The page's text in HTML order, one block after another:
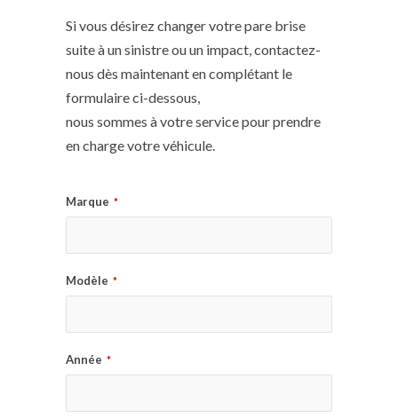
Si vous désirez changer votre pare brise
suite à un sinistre ou un impact, contactez-
nous dès maintenant en complétant le
formulaire ci-dessous,
nous sommes à votre service pour prendre
en charge votre véhicule.
Marque *
Modèle *
Année *